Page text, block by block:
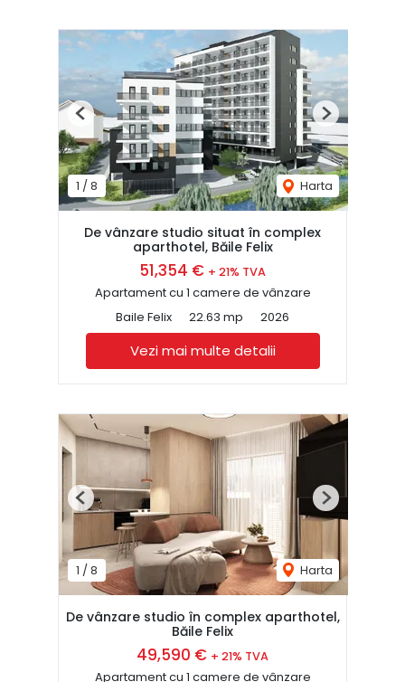
1 /8 Harta
Previous Next
De vânzare studio situat în complex
aparthotel, Băile Felix
51,354 € + 21% TVA
Apartament cu 1 camere de vânzare
Baile Felix
22.63 mp 2026
Vezi mai multe detalii
1 /8 Harta
Previous Next
De vânzare studio în complex aparthotel,
Băile Felix
49,590 € + 21% TVA
Apartament cu 1 camere de vânzare